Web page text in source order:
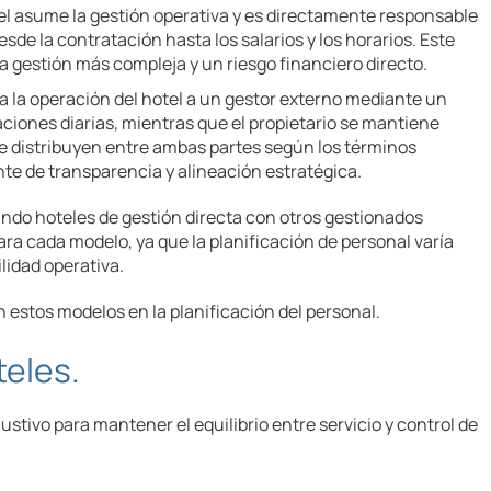
asume la gestión operativa y es directamente responsable
la contratación hasta los salarios y los horarios. Este
más compleja y un riesgo financiero directo.
la operación del hotel a un gestor externo mediante un
diarias, mientras que el propietario se mantiene
distribuyen entre ambas partes según los términos
de transparencia y alineación estratégica.
hoteles de gestión directa con otros gestionados
cada modelo, ya que la planificación de personal varía
operativa.
modelos en la planificación del personal.
para mantener el equilibrio entre servicio y control de